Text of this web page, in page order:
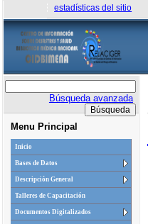
estadísticas del sitio
Búsqueda avanzada
Menu Principal
Inicio
Bases de Datos
Descripción General
Talleres de Capacitación
Documentos Digitalizados